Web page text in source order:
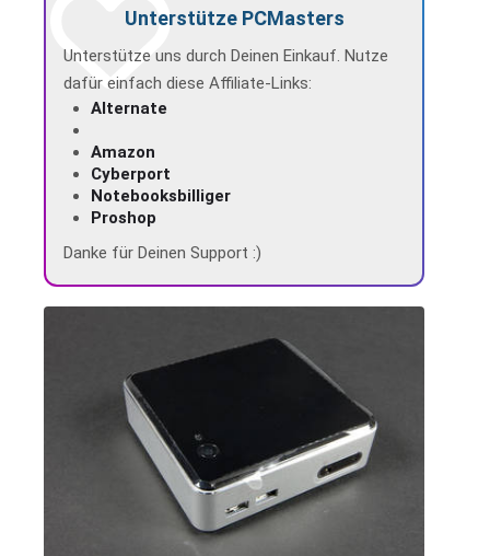
Unterstütze PCMasters
Unterstütze uns durch Deinen Einkauf. Nutze
dafür einfach diese Affiliate-Links:
Alternate
Amazon
Cyberport
Notebooksbilliger
Proshop
Danke für Deinen Support :)